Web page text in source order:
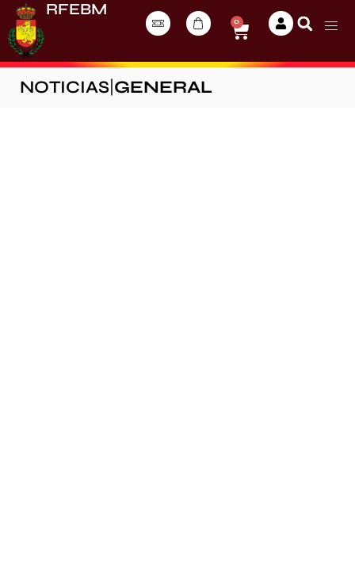
RFEBM
0
NOTICIAS GENERAL